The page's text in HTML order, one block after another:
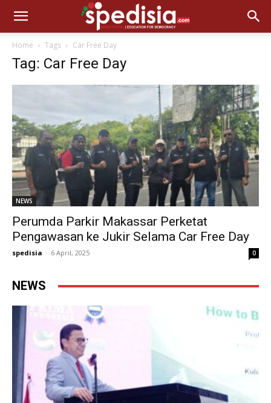
Home Tags Car Free Day
Tag: Car Free Day
NEWS
Perumda Parkir Makassar Perketat
Pengawasan ke Jukir Selama Car Free Day
spedisia - 6 April, 2025 0
NEWS